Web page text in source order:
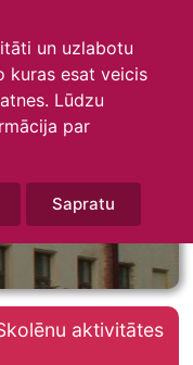
un uzlabotu
kuras esat veicis
Lūdzu
par
Sapratu
aktivitātes